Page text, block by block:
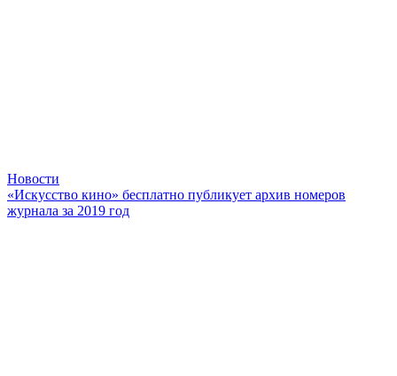
Новости
«Искусство кино» бесплатно публикует архив номеров
журнала за 2019 год